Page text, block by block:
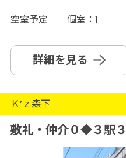
空室予定
個室：1
詳細を見る
Ｋ’ｚ森下
敷礼・仲介０◆３駅